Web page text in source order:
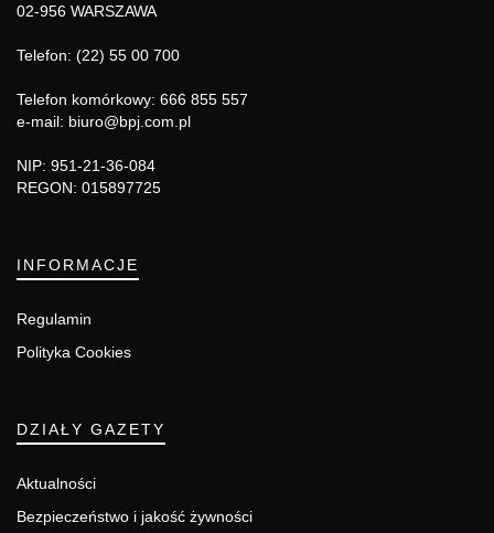
02-956 WARSZAWA
Telefon: (22) 55 00 700
Telefon komórkowy: 666 855 557
e-mail: biuro@bpj.com.pl
NIP: 951-21-36-084
REGON: 015897725
INFORMACJE
Regulamin
Polityka Cookies
DZIAŁY GAZETY
Aktualności
Bezpieczeństwo i jakość żywności